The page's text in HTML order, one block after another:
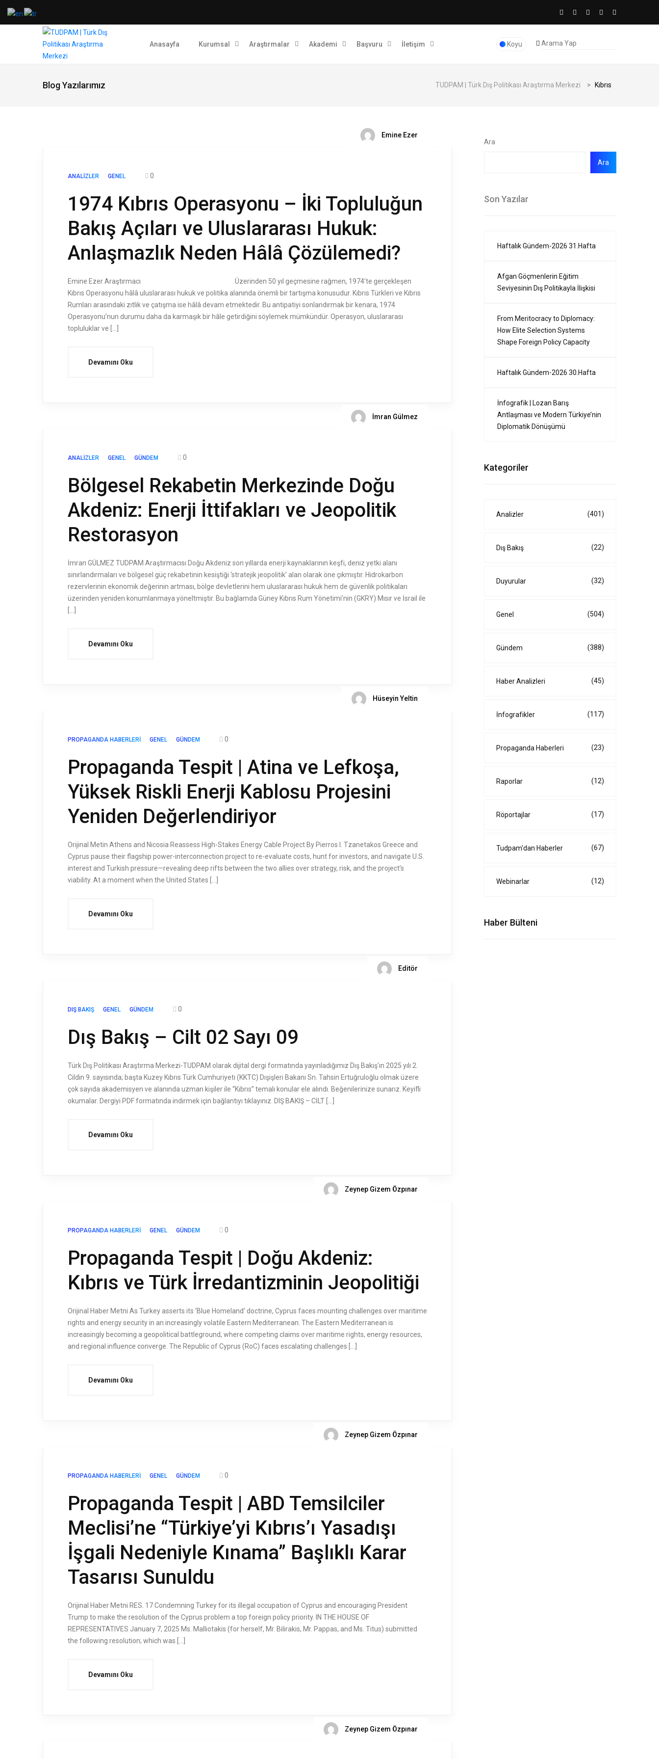
Anasayfa Kurumsal Araştırmalar Akademi Başvuru İletişim Koyu
Blog Yazılarımız TUDPAM | Türk Dış Politikası Araştırma Merkezi > Kıbrıs
Emine Ezer
ANALIZLER GENEL 0
1974 Kıbrıs Operasyonu – İki Topluluğun
Bakış Açıları ve Uluslararası Hukuk:
Anlaşmazlık Neden Hâlâ Çözülemedi?
Emine Ezer Araştırmacı Üzerinden 50 yıl geçmesine rağmen, 1974’te gerçekleşen
Kıbrıs Operasyonu hâlâ uluslararası hukuk ve politika alanında önemli bir tartışma konusudur. Kıbrıs Türkleri ve Kıbrıs
Rumları arasındaki zıtlık ve çatışma ise hâlâ devam etmektedir. Bu antipatiyi sonlandırmak bir kenara, 1974
Operasyonu’nun durumu daha da karmaşık bir hâle getirdiğini söylemek mümkündür. Operasyon, uluslararası
topluluklar ve […]
Devamını Oku
İmran Gülmez
ANALIZLER GENEL GÜNDEM 0
Bölgesel Rekabetin Merkezinde Doğu
Akdeniz: Enerji İttifakları ve Jeopolitik
Restorasyon
İmran GÜLMEZ TUDPAM Araştırmacısı Doğu Akdeniz son yıllarda enerji kaynaklarının keşfi, deniz yetki alanı
sınırlandırmaları ve bölgesel güç rekabetinin kesiştiği ‘stratejik jeopolitik’ alan olarak öne çıkmıştır. Hidrokarbon
rezervlerinin ekonomik değerinin artması, bölge devletlerini hem uluslararası hukuk hem de güvenlik politikaları
üzerinden yeniden konumlanmaya yöneltmiştir. Bu bağlamda Güney Kıbrıs Rum Yönetimi’nin (GKRY) Mısır ve İsrail ile
Devamını Oku
Hüseyin Yeltin
PROPAGANDA HABERLERI GENEL GÜNDEM 0
Propaganda Tespit | Atina ve Lefkoşa,
Yüksek Riskli Enerji Kablosu Projesini
Yeniden Değerlendiriyor
Orijinal Metin Athens and Nicosia Reassess High-Stakes Energy Cable Project By Pierros I. Tzanetakos Greece and
Cyprus pause their flagship power-interconnection project to re-evaluate costs, hunt for investors, and navigate U.S.
interest and Turkish pressure—revealing deep rifts between the two allies over strategy, risk, and the project’s
viability. At a moment when the United States […]
Devamını Oku
Editör
DIŞ BAKIŞ GENEL GÜNDEM 0
Dış Bakış – Cilt 02 Sayı 09
Türk Dış Politikası Araştırma Merkezi-TUDPAM olarak dijital dergi formatında yayınladığımız Dış Bakış’ın 2025 yılı 2.
Cildin 9. sayısında; başta Kuzey Kıbrıs Türk Cumhuriyeti (KKTC) Dışişleri Bakanı Sn. Tahsin Ertuğruloğlu olmak üzere
çok sayıda akademisyen ve alanında uzman kişiler ile “Kıbrıs” temalı konular ele alındı. Beğenilerinize sunarız. Keyifli
okumalar. Dergiyi PDF formatında indirmek için bağlantıyı tıklayınız. DIŞ BAKIŞ – CİLT […]
Devamını Oku
Zeynep Gizem Özpınar
PROPAGANDA HABERLERI GENEL GÜNDEM 0
Propaganda Tespit | Doğu Akdeniz:
Kıbrıs ve Türk İrredantizminin Jeopolitiği
Orijinal Haber Metni As Turkey asserts its ‘Blue Homeland’ doctrine, Cyprus faces mounting challenges over maritime
rights and energy security in an increasingly volatile Eastern Mediterranean. The Eastern Mediterranean is
increasingly becoming a geopolitical battleground, where competing claims over maritime rights, energy resources,
and regional influence converge. The Republic of Cyprus (RoC) faces escalating challenges […]
Devamını Oku
Zeynep Gizem Özpınar
PROPAGANDA HABERLERI GENEL GÜNDEM 0
Propaganda Tespit | ABD Temsilciler
Meclisi’ne “Türkiye’yi Kıbrıs’ı Yasadışı
İşgali Nedeniyle Kınama” Başlıklı Karar
Tasarısı Sunuldu
Orijinal Haber Metni RES. 17 Condemning Turkey for its illegal occupation of Cyprus and encouraging President
Trump to make the resolution of the Cyprus problem a top foreign policy priority. IN THE HOUSE OF
REPRESENTATIVES January 7, 2025 Ms. Malliotakis (for herself, Mr. Bilirakis, Mr. Pappas, and Ms. Titus) submitted
the following resolution; which was […]
Devamını Oku
Zeynep Gizem Özpınar
Ara
Ara
Son Yazılar
Haftalık Gündem-2026 31.Hafta
Afgan Göçmenlerin Eğitim
Seviyesinin Dış Politikayla İlişkisi
From Meritocracy to Diplomacy:
How Elite Selection Systems
Shape Foreign Policy Capacity
Haftalık Gündem-2026 30.Hafta
İnfografik | Lozan Barış
Antlaşması ve Modern Türkiye’nin
Diplomatik Dönüşümü
Kategoriler
Analizler (401)
Dış Bakış (22)
Duyurular (32)
Genel (504)
Gündem (388)
Haber Analizleri (45)
İnfografikler (117)
Propaganda Haberleri (23)
Raporlar (12)
Röportajlar (17)
Tudpam'dan Haberler (67)
Webinarlar (12)
Haber Bülteni